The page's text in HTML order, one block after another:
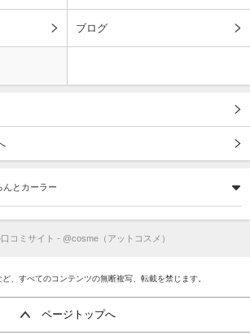
ブログ
んとカーラー
コミサイト - @cosme（アットコスメ）
、すべてのコンテンツの無断複写、転載を禁じます。
ページトップへ